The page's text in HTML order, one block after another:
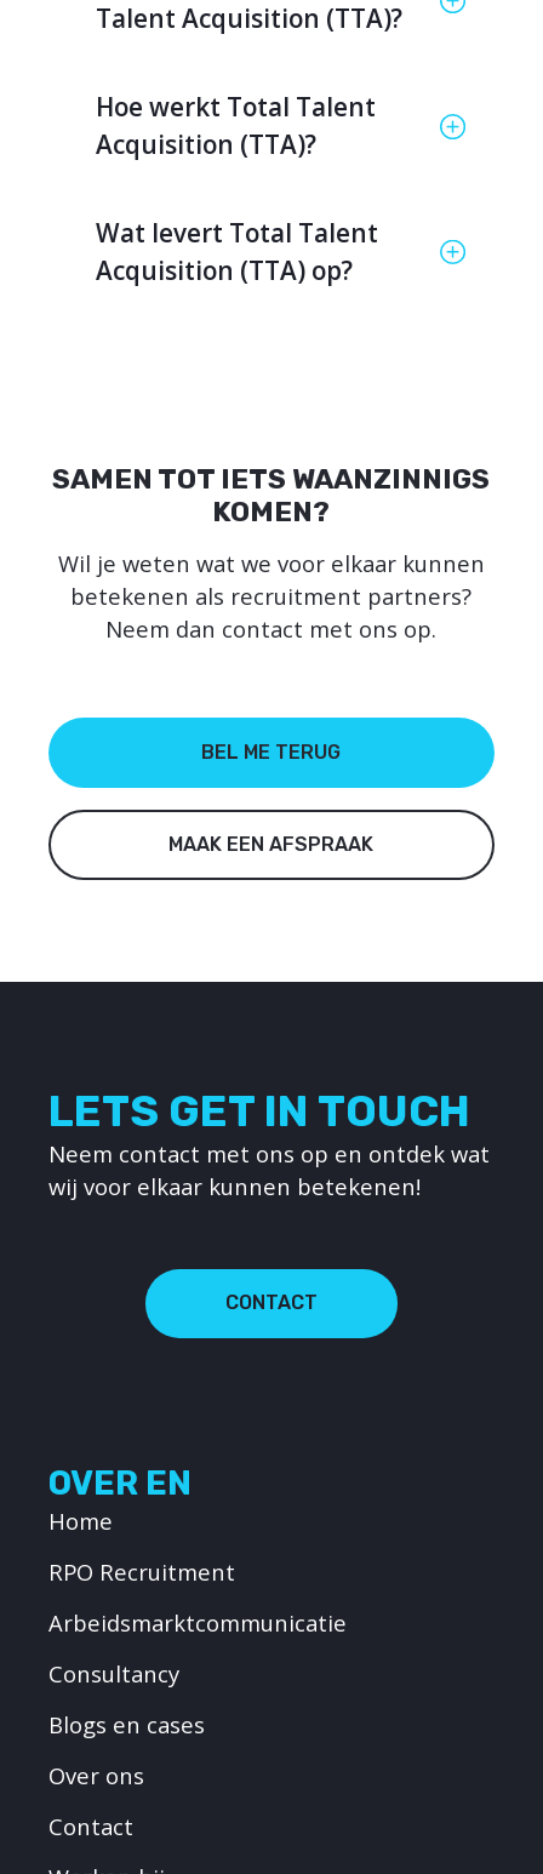
Talent Acquisition (TTA)?
Hoe werkt Total Talent
Acquisition (TTA)?
Wat levert Total Talent
Acquisition (TTA) op?
SAMEN TOT IETS WAANZINNIGS
KOMEN?
Wil je weten wat we voor elkaar kunnen
betekenen als recruitment partners?
Neem dan contact met ons op.
BEL ME TERUG
MAAK EEN AFSPRAAK
LETS GET IN TOUCH
Neem contact met ons op en ontdek wat
wij voor elkaar kunnen betekenen!
CONTACT
OVER EN
Home
RPO Recruitment
Arbeidsmarktcommunicatie
Consultancy
Blogs en cases
Over ons
Contact